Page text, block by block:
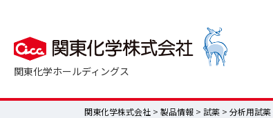
関東化学ホールディングス
関東化学株式会社 > 製品情報 > 試薬 > 分析用試薬